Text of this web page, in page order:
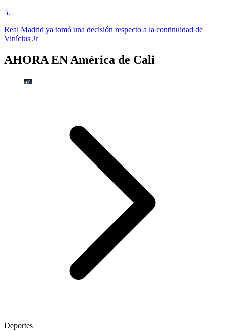
5.
Real Madrid ya tomó una decisión respecto a la continuidad de
Vinícius Jr
AHORA EN América de Cali
Deportes